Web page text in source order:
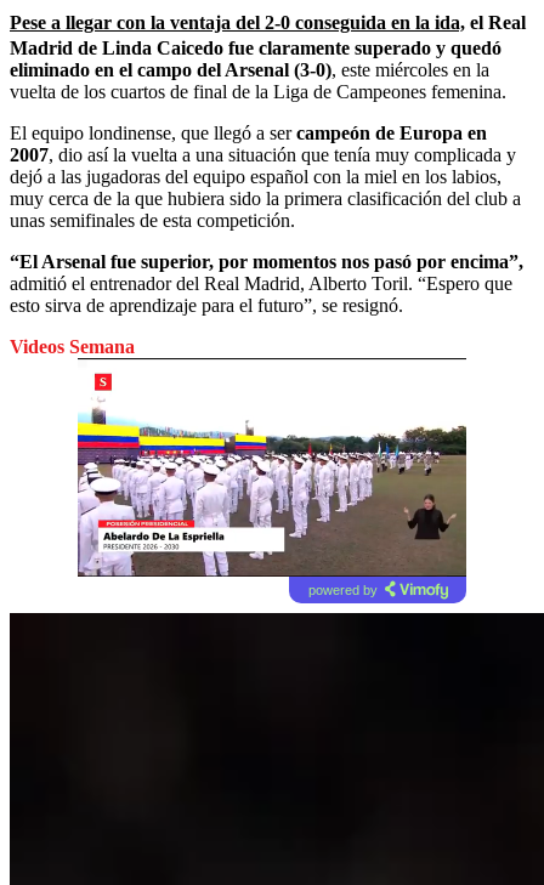
Pese a llegar con la ventaja del 2-0 conseguida en la ida, el Real
Madrid de Linda Caicedo fue claramente superado y quedó
eliminado en el campo del Arsenal (3-0), este miércoles en la
vuelta de los cuartos de final de la Liga de Campeones femenina.
El equipo londinense, que llegó a sercampeón de Europa en
2007, dio así la vuelta a una situación que tenía muy complicada y
dejó a las jugadoras del equipo español con la miel en los labios,
muy cerca de la que hubiera sido la primera clasificación del club a
unas semifinales de esta competición.
“El Arsenal fue superior, por momentos nos pasó por encima”,
admitió el entrenador del Real Madrid, Alberto Toril. “Espero que
esto sirva de aprendizaje para el futuro”, se resignó.
Videos Semana
powered by